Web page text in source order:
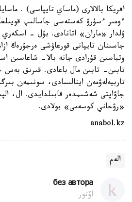
افريكا بالالارى (ماساي تايپاسى) .
ءومىر ءسۇرۋ كەستەسى جاسالىپ
ۇلدار «ماران» اتانادى. بۇل -
جاسىنان تايپانى قورعاۋشى ەرجۇرەك
وتباسىن قۇرادى جانە بالا- شاعاسىن
تابىن- تابىن مال باعادى. قىرىق بەس
تاربيەلەۋمەن اينالىسادى، سونىمەن
جاۋاپتى شەشىمدەر قابىلدايدى. ال،
«رۋحاني كوسەمى» بولادى.
anabol.kz
الەم
без автора
اۆتور